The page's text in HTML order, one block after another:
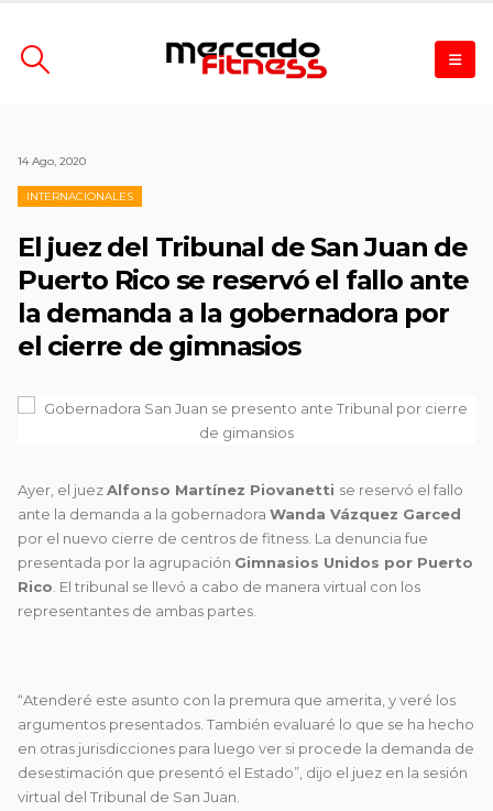
14 Ago, 2020
INTERNACIONALES
El juez del Tribunal de San Juan de
Puerto Rico se reservó el fallo ante
la demanda a la gobernadora por
el cierre de gimnasios
Ayer, el juezAlfonso Martínez Piovanetti se reservó el fallo
ante la demanda a la gobernadora Wanda Vázquez Garced
por el nuevo cierre de centros de fitness. La denuncia fue
presentada por la agrupación Gimnasios Unidos por Puerto
Rico . El tribunal se llevó a cabo de manera virtual con los
representantes de ambas partes.
“Atenderé este asunto con la premura que amerita, y veré los
argumentos presentados. También evaluaré lo que se ha hecho
en otras jurisdicciones para luego ver si procede la demanda de
desestimación que presentó el Estado”, dijo el juez en la sesión
virtual del Tribunal de San Juan.